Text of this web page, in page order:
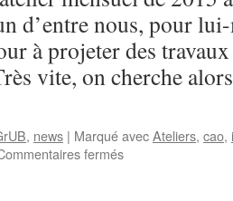
d’entre nous, pour
à projeter des
vite, on cherche
, news | Marqué avecAteliers, cao,
ferméssur